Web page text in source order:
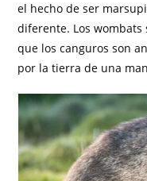
el hecho de ser
diferente. Los
que los canguros son
por la tierra de una